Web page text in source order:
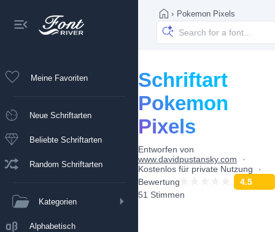
Meine Favoriten
Neue Schriftarten
Beliebte Schriftarten
Random Schriftarten
Kategorien
Alphabetisch
› Pokemon Pixels
Schriftart
Pokemon
Pixels
Entworfen von
www.davidpustansky.com
Kostenlos für private Nutzung
Bewertung
4.5
51 Stimmen